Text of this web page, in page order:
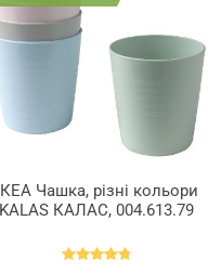
ІКЕА Чашка, різні кольори
KALAS КАЛАС, 004.613.79